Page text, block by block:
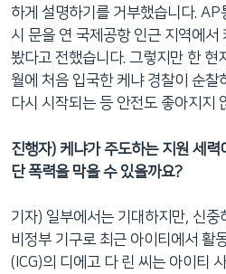
하게 설명하기를 거부했습니다.
시 문을 연 국제공항 인근 지역에서
봤다고 전했습니다. 그렇지만 한
월에 처음 입국한 케냐 경찰이 순찰
다시 시작되는 등 안전도 좋아지지
진행자) 케냐가 주도하는 지원 세력
단 폭력을 막을 수 있을까요?
기자) 일부에서는 기대하지만, 신중
비정부 기구로 최근 아이티에서 활
(ICG)의 디에고 다 린 씨는 아이티